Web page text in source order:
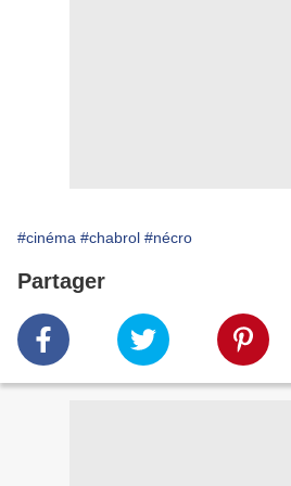
#cinéma #chabrol #nécro
Partager